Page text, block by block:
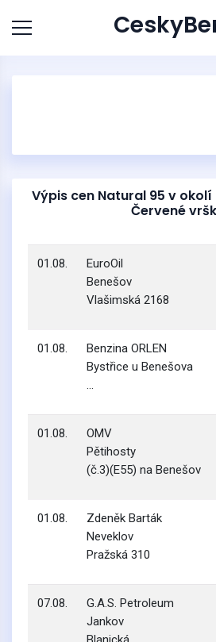
Výpis cen Natural 95 v okolí
Červené
01.08.
EuroOil
Benešov
Vlašimská 2168
01.08.
Benzina ORLEN
Bystřice u Benešova
...
01.08.
OMV
Pětihosty
(č.3)(E55) na Benešov
01.08.
Zdeněk Barták
Neveklov
Pražská 310
07.08.
G.A.S. Petroleum
Jankov